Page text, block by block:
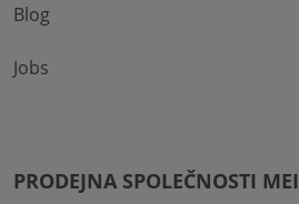
Blog
Jobs
PRODEJNA SPOLEČNOSTI